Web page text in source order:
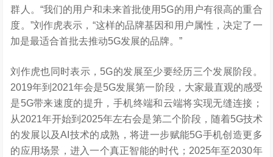
群人。“我们的用户和未来首批使用5G的用户有很高的重合
度。”刘作虎表示，“这样的品牌基因和用户属性，决定了一
加是最适合首批去推动5G发展的品牌。”
刘作虎也同时表示，5G的发展至少要经历三个发展阶段。
2019年到2021年会是5G发展第一阶段，大家最直观的感受
是5G带来速度的提升，手机终端和云端将实现无缝连接；
从2021年开始到2025年左右会是第二个阶段，随着5G技术
的发展以及AI技术的成熟，将进一步赋能5G手机创造更多
的应用场景，进入一个真正智能的时代；2025年至2030年